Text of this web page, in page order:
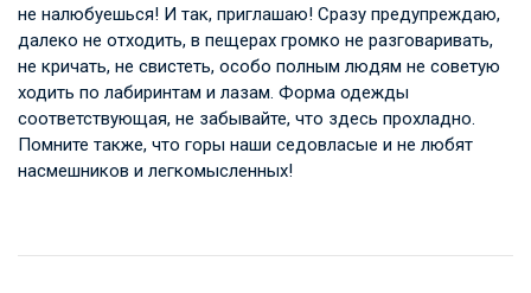
не налюбуешься! И так, приглашаю! Сразу предупреждаю,
далеко не отходить, в пещерах громко не разговаривать,
не кричать, не свистеть, особо полным людям не советую
ходить по лабиринтам и лазам. Форма одежды
соответствующая, не забывайте, что здесь прохладно.
Помните также, что горы наши седовласые и не любят
насмешников и легкомысленных!